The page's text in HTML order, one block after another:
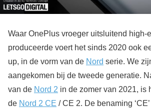
Waar OnePlus vroeger uitsluitend high-
produceerde voert het sinds 2020 ook
up, in de vorm van de Nord serie. We
aangekomen bij de tweede generatie.
van de Nord 2 in de zomer van 2021, is
de Nord 2 CE / CE 2. De benaming